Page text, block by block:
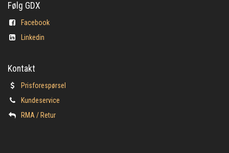
Følg GDX
Facebook
Linkedin
Kontakt
Prisforespørsel
Kundeservice
​RMA / Retur